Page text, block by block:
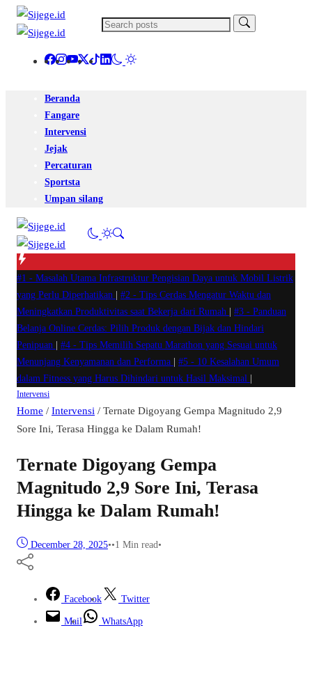
Beranda
Fangare
Intervensi
Jejak
Percaturan
Sportsta
Umpan silang
#1 - Masalah Utama Infrastruktur Pengisian Daya untuk Mobil Listrik
yang Perlu Diperhatikan
#2 - Tips Cerdas Mengatur Waktu dan
Meningkatkan Produktivitas saat Bekerja dari Rumah
#3 - Panduan
Belanja Online Cerdas: Pilih Produk dengan Bijak dan Hindari
Penipuan
#4 - Tips Memilih Sepatu Marathon yang Sesuai untuk
Menunjang Kenyamanan dan Performa
#5 - 10 Kesalahan Umum
dalam Fitness yang Harus Dihindari untuk Hasil Maksimal
Intervensi
Home / Intervensi / Ternate Digoyang Gempa Magnitudo 2,9
Sore Ini, Terasa Hingga ke Dalam Rumah!
Ternate Digoyang Gempa
Magnitudo 2,9 Sore Ini, Terasa
Hingga ke Dalam Rumah!
December 28, 2025••1 Min read•
Facebook Twitter
Mail WhatsApp